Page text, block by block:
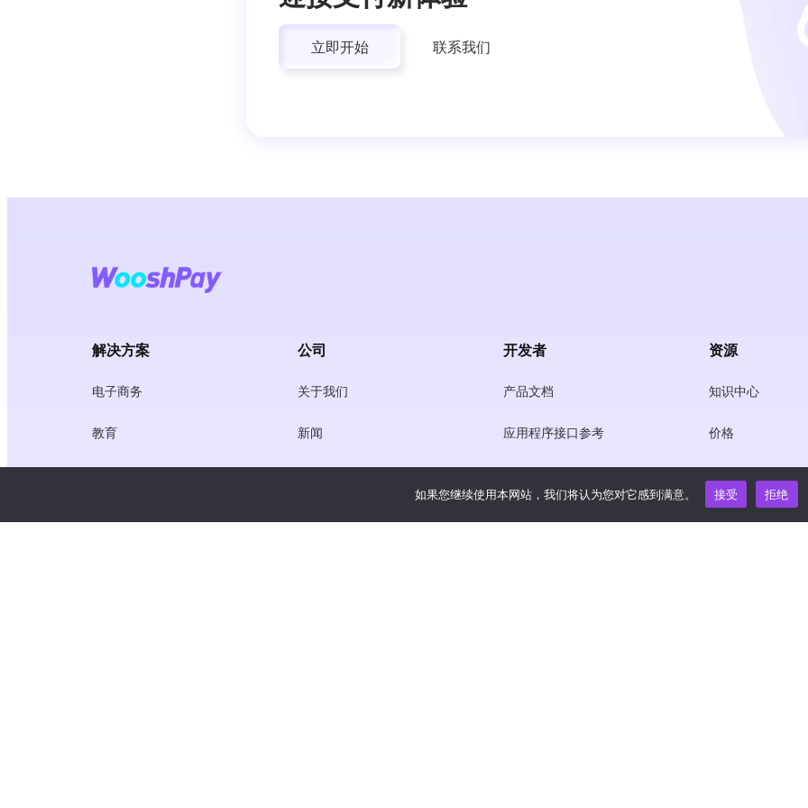
立即开始 联系我们
解决方案
电子商务
教育
医疗
公司
关于我们
新闻
职位
开发者
产品文档
应用程序接口参考
JS SDK 参考资料
资源
知识中心
价格
如果您继续使用本网站，我们将认为您对它感到满意。 接受 拒绝